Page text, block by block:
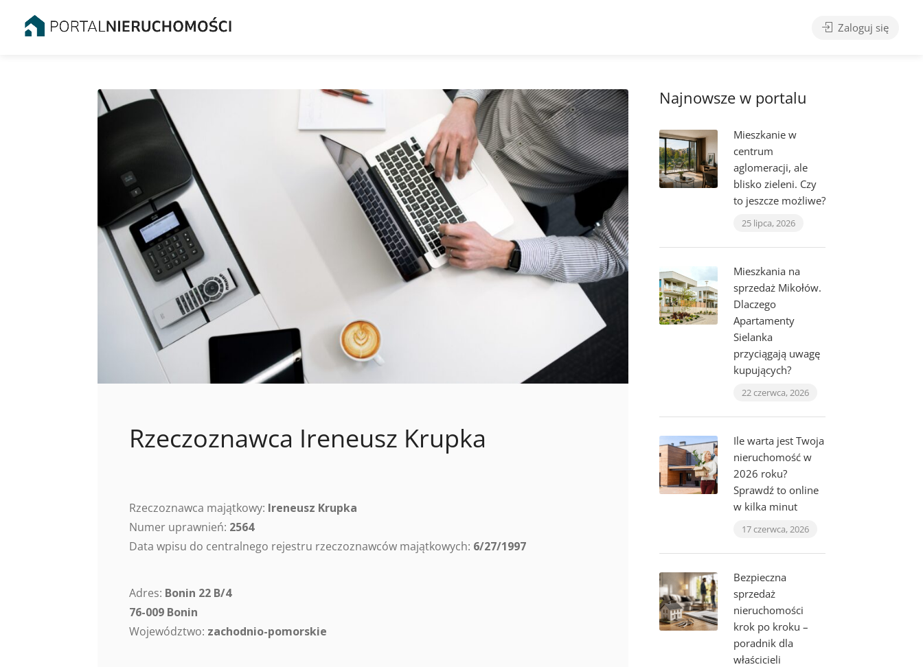
Zaloguj się
Rzeczoznawca Ireneusz Krupka
Rzeczoznawca majątkowy: Ireneusz Krupka
Numer uprawnień: 2564
Data wpisu do centralnego rejestru rzeczoznawców majątkowych: 6/27/1997
Adres: Bonin 22 B/4
76-009 Bonin
Województwo: zachodnio-pomorskie
Najnowsze w portalu
Mieszkanie w
centrum
aglomeracji, ale
blisko zieleni. Czy
to jeszcze możliwe?
25 lipca, 2026
Mieszkania na
sprzedaż Mikołów.
Dlaczego
Apartamenty
Sielanka
przyciągają uwagę
kupujących?
22 czerwca, 2026
Ile warta jest Twoja
nieruchomość w
2026 roku?
Sprawdź to online
w kilka minut
17 czerwca, 2026
Bezpieczna
sprzedaż
nieruchomości
krok po kroku –
poradnik dla
właścicieli